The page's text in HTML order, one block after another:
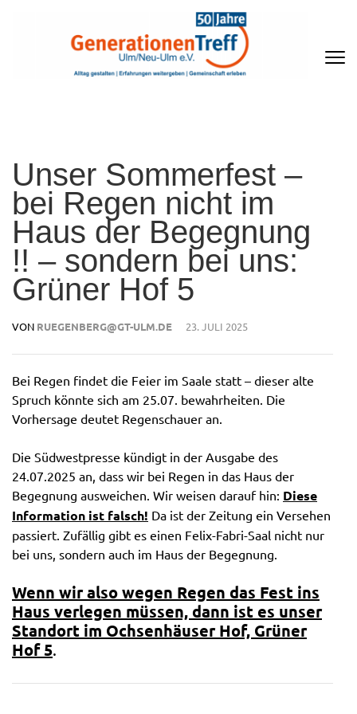
Unser Sommerfest –
bei Regen nicht im
Haus der Begegnung
!! – sondern bei uns:
Grüner Hof 5
VON RUEGENBERG@GT-ULM.DE 23. JULI 2025
Bei Regen findet die Feier im Saale statt – dieser alte
Spruch könnte sich am 25.07. bewahrheiten. Die
Vorhersage deutet Regenschauer an.
Die Südwestpresse kündigt in der Ausgabe des
24.07.2025 an, dass wir bei Regen in das Haus der
Begegnung ausweichen. Wir weisen darauf hin: Diese
Information ist falsch! Da ist der Zeitung ein Versehen
passiert. Zufällig gibt es einen Felix-Fabri-Saal nicht nur
bei uns, sondern auch im Haus der Begegnung.
Wenn wir also wegen Regen das Fest ins
Haus verlegen müssen, dann ist es unser
Standort im Ochsenhäuser Hof, Grüner
Hof 5.